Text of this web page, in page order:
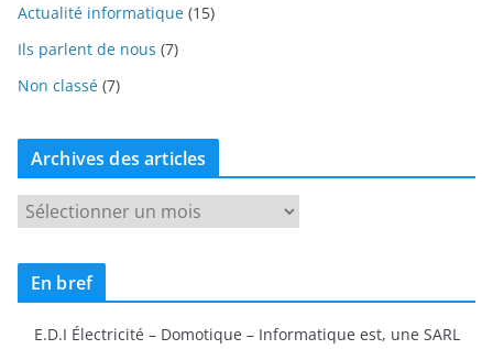
Actualité informatique (15)
Ils parlent de nous (7)
Non classé (7)
Archives des articles
r
c
En bref
E.D.I Électricité – Domotique – Informatique est, une SARL